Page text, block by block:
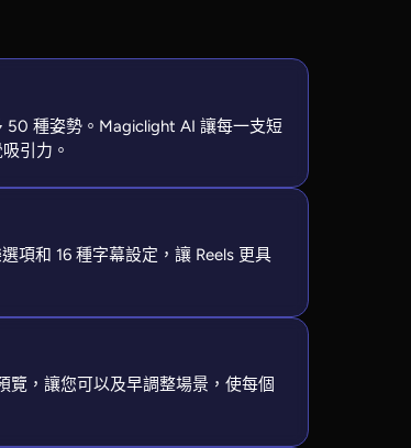
50 種姿勢。Magiclight AI 讓每一支短
引力。
項和 16 種字幕設定，讓 Reels 更具
覽，讓您可以及早調整場景，使每個